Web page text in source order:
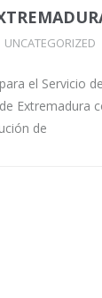
UNCATEGORIZED
el Servicio
Extremadura
de